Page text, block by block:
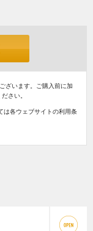
ざいます。ご購入前に加
さい。
は各ウェブサイトの利用条